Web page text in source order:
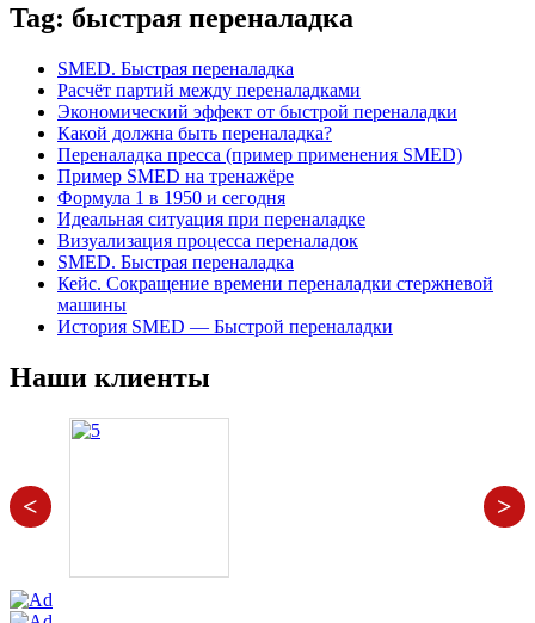
Tag: быстрая переналадка
SMED. Быстрая переналадка
Расчёт партий между переналадками
Экономический эффект от быстрой переналадки
Какой должна быть переналадка?
Переналадка пресса (пример применения SMED)
Пример SMED на тренажёре
Формула 1 в 1950 и сегодня
Идеальная ситуация при переналадке
Визуализация процесса переналадок
SMED. Быстрая переналадка
Кейс. Сокращение времени переналадки стержневой
машины
История SMED — Быстрой переналадки
Наши клиенты
< >